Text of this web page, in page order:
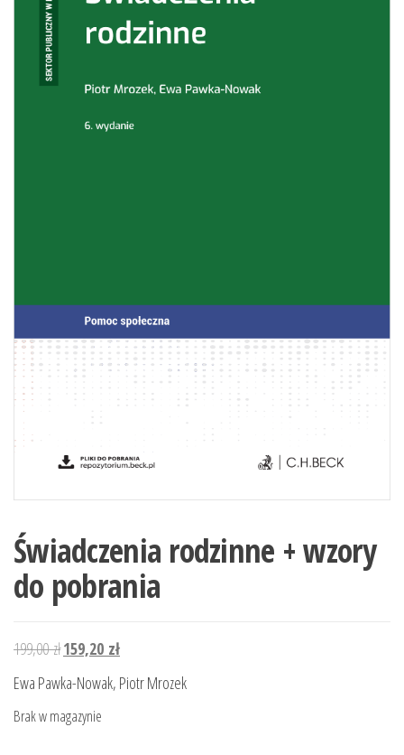
Świadczenia rodzinne + wzory
do pobrania
199,00złPierwotna
cena
199,00 zł.
159,20 złAktualna
cena
Ewa Pawka-Nowak, Piotr Mrozek
Brak w magazynie